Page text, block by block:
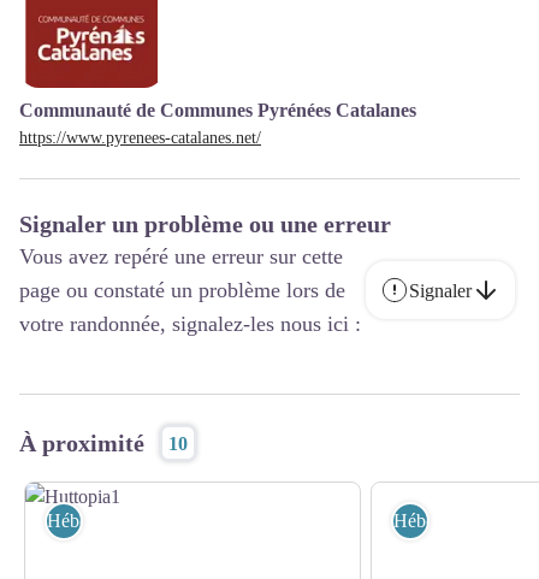
Communauté de Communes Pyrénées Catalanes
https://www.pyrenees-catalanes.net/
Signaler un problème ou une erreur
Vous avez repéré une erreur sur cette
page ou constaté un problème lors de
votre randonnée, signalez-les nous ici :
Signaler
À proximité 10
Hébergement Hébergement